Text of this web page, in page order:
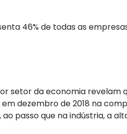
46% de todas as
setor da economia revelam
em dezembro de 2018 na
ao passo que na indústria, a